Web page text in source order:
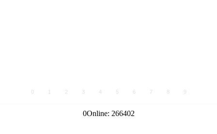
0 1 2 3 4 5 6 7 8 9
0Online: 266402